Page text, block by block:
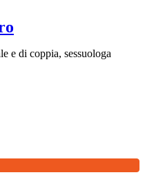
e di coppia, sessuologa